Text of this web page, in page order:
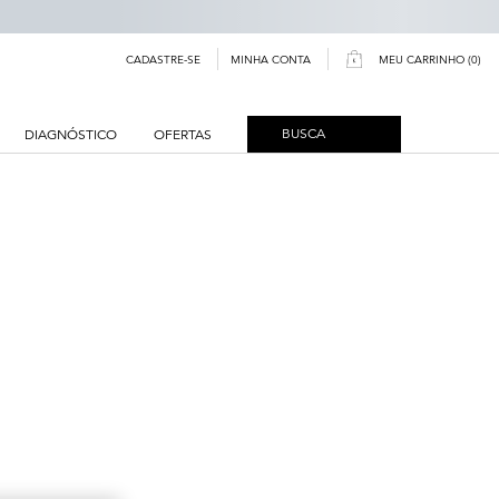
CADASTRE-SE MINHA CONTA MEU CARRINHO 0
0 PRODUCT IN CART
DIAGNÓSTICO OFERTAS BUSCA